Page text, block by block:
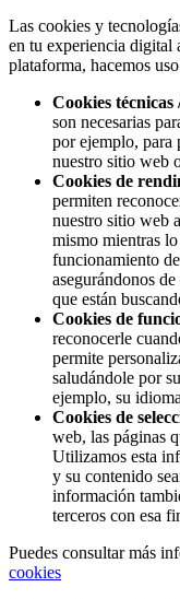
Las cookies y
en tu experiencia digital
plataforma, hacemos
Cookies técnicas
son necesarias
por ejemplo, para
nuestro sitio web
Cookies de
permiten
nuestro sitio web
mismo mientras
funcionamiento
asegurándonos
que están
Cookies de
reconocerle
permite
saludándole por
ejemplo, su
Cookies de
web, las páginas
Utilizamos esta
y su contenido
información
terceros con esa
Puedes consultar más
cookies